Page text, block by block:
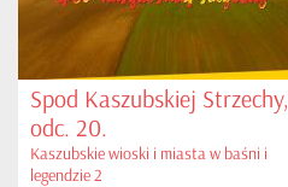
Spod Kaszubskiej Strzechy,
odc. 20.
Kaszubskie wioski i miasta w baśni i
legendzie 2